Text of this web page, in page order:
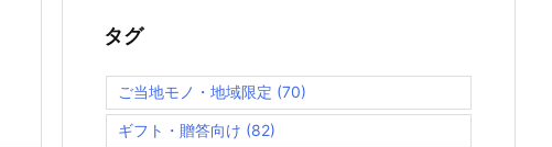
タグ
ご当地モノ・地域限定 (70)
ギフト・贈答向け (82)